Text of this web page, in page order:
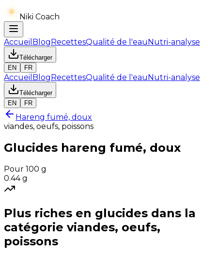
Niki Coach
Accueil BlogRecettesQualité de l'eauNutri-analyse
Télécharger
EN
FR
Accueil BlogRecettesQualité de l'eauNutri-analyse
Télécharger
EN
FR
Hareng fumé, doux
viandes, oeufs, poissons
Glucides hareng fumé, doux
Pour 100 g
0.44 g
Plus riches en glucides dans la
catégorie viandes, oeufs,
poissons